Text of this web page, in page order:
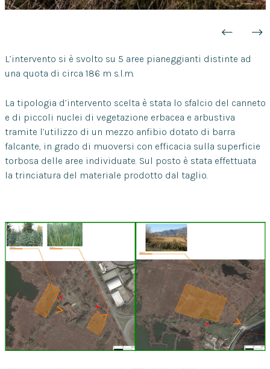
L’intervento si è svolto su 5 aree pianeggianti distinte ad
una quota di circa 186 m s.l.m.
La tipologia d’intervento scelta è stata lo sfalcio del canneto
e di piccoli nuclei di vegetazione erbacea e arbustiva
tramite l’utilizzo di un mezzo anfibio dotato di barra
falcante, in grado di muoversi con efficacia sulla superficie
torbosa delle aree individuate. Sul posto è stata effettuata
la trinciatura del materiale prodotto dal taglio.